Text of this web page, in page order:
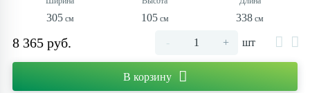
305 105 338
8 365 руб. - + шт
В корзину